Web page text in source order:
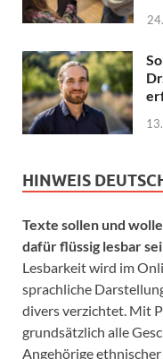
HINWEIS
Texte sollen und
dafür flüssig lesbar
Lesbarkeit wird im
sprachliche
divers verzichtet. Mit
grundsätzlich alle
Angehörige